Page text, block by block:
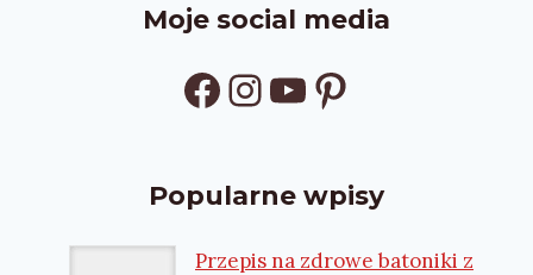
Moje social media
Facebook
Instagram
YouTube
Pinterest
Popularne wpisy
Przepis na zdrowe batoniki z